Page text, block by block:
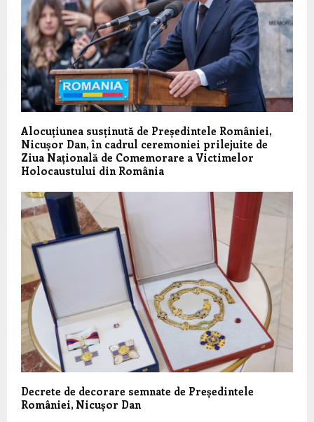
Alocuțiunea susținută de Președintele României,
Nicușor Dan, în cadrul ceremoniei prilejuite de
Ziua Națională de Comemorare a Victimelor
Holocaustului din România
Decrete de decorare semnate de Președintele
României, Nicușor Dan